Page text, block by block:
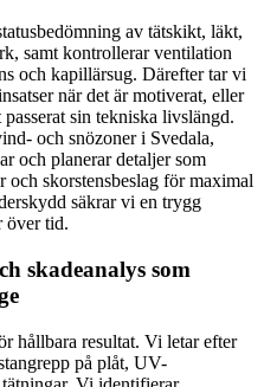
av tätskikt, läkt,
samt kontrollerar ventilation
och kapillärsug. Därefter tar vi
när det är motiverat, eller
sin tekniska livslängd.
och snözoner i Svedala,
och planerar detaljer som
skorstensbeslag för maximal
säkrar vi en trygg
över tid.
skadeanalys som
hållbara resultat. Vi letar efter
på plåt, UV-